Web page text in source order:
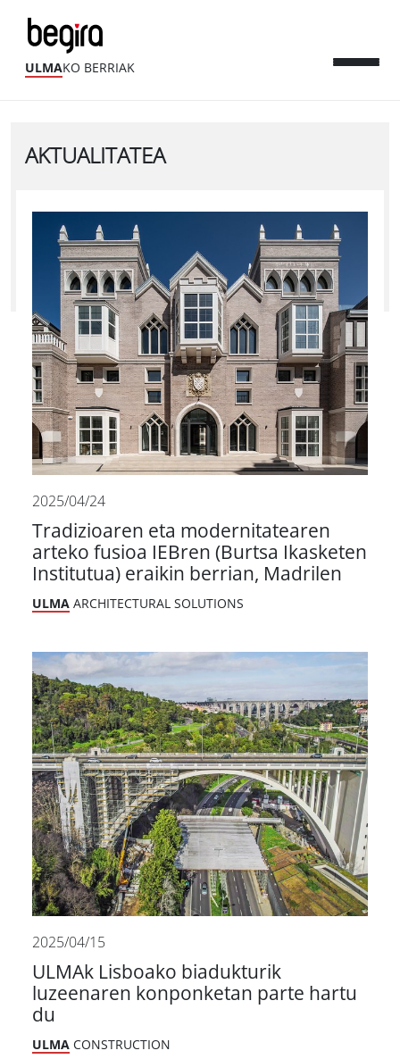
ULMAKO BERRIAK
AKTUALITATEA
2025/04/24
Tradizioaren eta modernitatearen
arteko fusioa IEBren (Burtsa Ikasketen
Institutua) eraikin berrian, Madrilen
ULMA ARCHITECTURAL SOLUTIONS
2025/04/15
ULMAk Lisboako biadukturik
luzeenaren konponketan parte hartu
du
ULMA CONSTRUCTION